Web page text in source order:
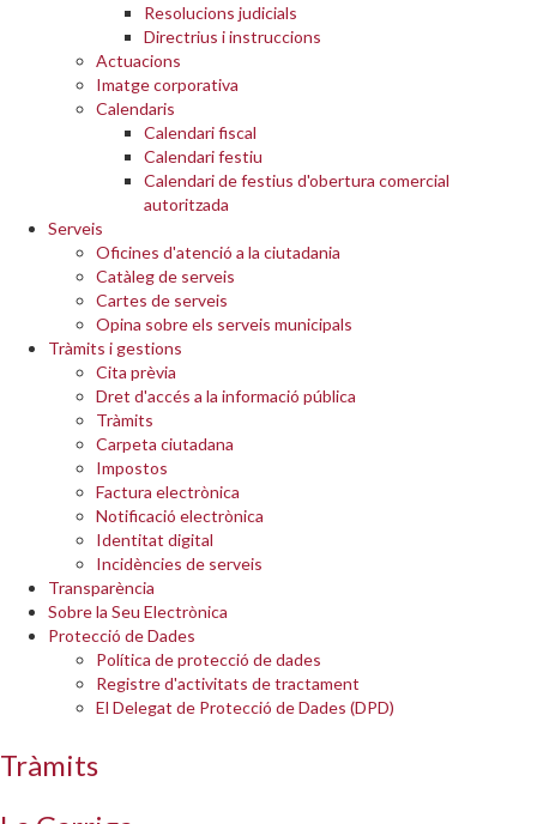
Resolucions judicials
Directrius i instruccions
Actuacions
Imatge corporativa
Calendaris
Calendari fiscal
Calendari festiu
Calendari de festius d'obertura comercial
autoritzada
Serveis
Oficines d'atenció a la ciutadania
Catàleg de serveis
Cartes de serveis
Opina sobre els serveis municipals
Tràmits i gestions
Cita prèvia
Dret d'accés a la informació pública
Tràmits
Carpeta ciutadana
Impostos
Factura electrònica
Notificació electrònica
Identitat digital
Incidències de serveis
Transparència
Sobre la Seu Electrònica
Protecció de Dades
Política de protecció de dades
Registre d'activitats de tractament
El Delegat de Protecció de Dades (DPD)
Tràmits